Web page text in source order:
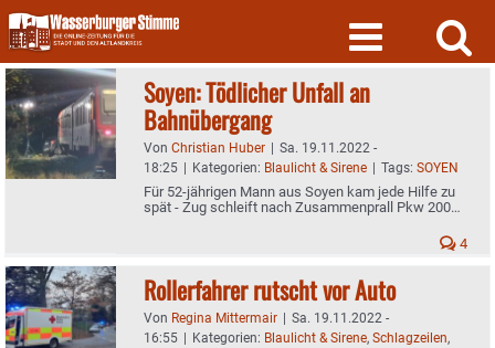
Skip
to
content
Soyen: Tödlicher Unfall an
Bahnübergang
Von Christian Huber | Sa. 19.11.2022 -
18:25 | Kategorien: Blaulicht & Sirene | Tags: SOYEN
Für 52-jährigen Mann aus Soyen kam jede Hilfe zu
spät - Zug schleift nach Zusammenprall Pkw 200
4
Rollerfahrer rutscht vor Auto
Von Regina Mittermair | Sa. 19.11.2022 -
16:55 | Kategorien: Blaulicht & Sirene, Schlagzeilen,